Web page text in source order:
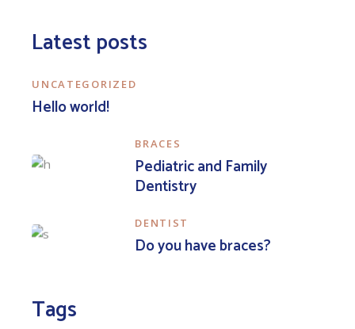
Latest posts
UNCATEGORIZED
Hello world!
BRACES
Pediatric and Family
Dentistry
DENTIST
Do you have braces?
Tags